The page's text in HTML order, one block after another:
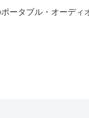
ータブル・オーデ